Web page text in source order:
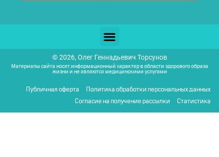
© 2026, Олег Геннадьевич Торсунов
Материалы сайта носят информационный характер в области здорового образа
жизни и не являются медицинскими услугами
Публичная оферта
Политика обработки персональных данных
Согласие на получение рассылки
Статистика